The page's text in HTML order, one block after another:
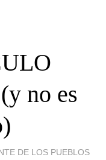
no es
DE LOS PUEBLOS